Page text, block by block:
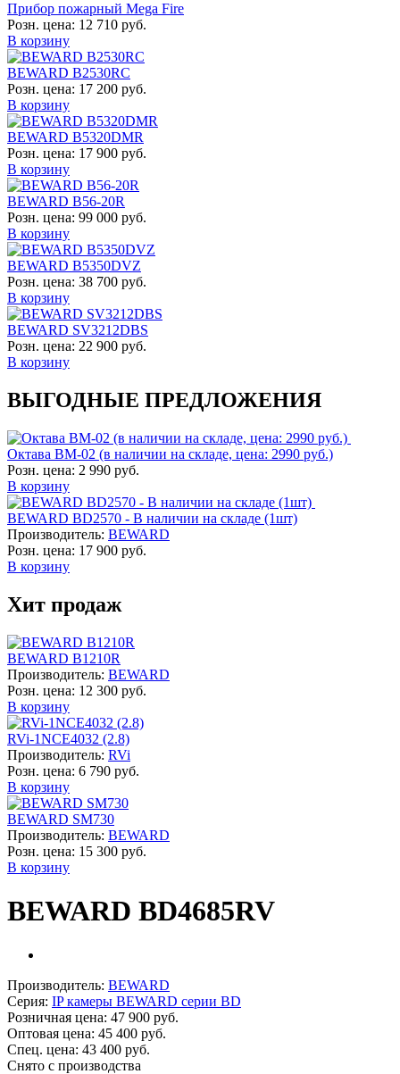
Прибор пожарный Mega Fire
Розн. цена: 12 710 руб.
В корзину
BEWARD B2530RC
Розн. цена: 17 200 руб.
В корзину
BEWARD B5320DMR
Розн. цена: 17 900 руб.
В корзину
BEWARD B56-20R
Розн. цена: 99 000 руб.
В корзину
BEWARD B5350DVZ
Розн. цена: 38 700 руб.
В корзину
BEWARD SV3212DBS
Розн. цена: 22 900 руб.
В корзину
ВЫГОДНЫЕ ПРЕДЛОЖЕНИЯ
Октава ВМ-02 (в наличии на складе, цена: 2990 руб.)
Розн. цена: 2 990 руб.
В корзину
BEWARD BD2570 - В наличии на складе (1шт)
Производитель: BEWARD
Розн. цена: 17 900 руб.
В корзину
Хит продаж
BEWARD B1210R
Производитель: BEWARD
Розн. цена: 12 300 руб.
В корзину
RVi-1NCE4032 (2.8)
Производитель: RVi
Розн. цена: 6 790 руб.
В корзину
BEWARD SM730
Производитель: BEWARD
Розн. цена: 15 300 руб.
В корзину
BEWARD BD4685RV
Производитель: BEWARD
Серия: IP камеры BEWARD серии BD
Розничная цена: 47 900 руб.
Оптовая цена: 45 400 руб.
Спец. цена: 43 400 руб.
Снято с производства